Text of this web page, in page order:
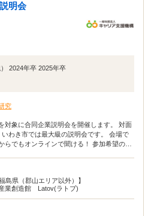
明会
2024年卒 2025年卒
究
対象に合同企業説明会を開催します。 対面
わき市では最大級の説明会です。 会場で
でもオンラインで聞ける！ 参加希望の方
島県（郡山エリア以外）】
業創造館 Latov(ラトブ)